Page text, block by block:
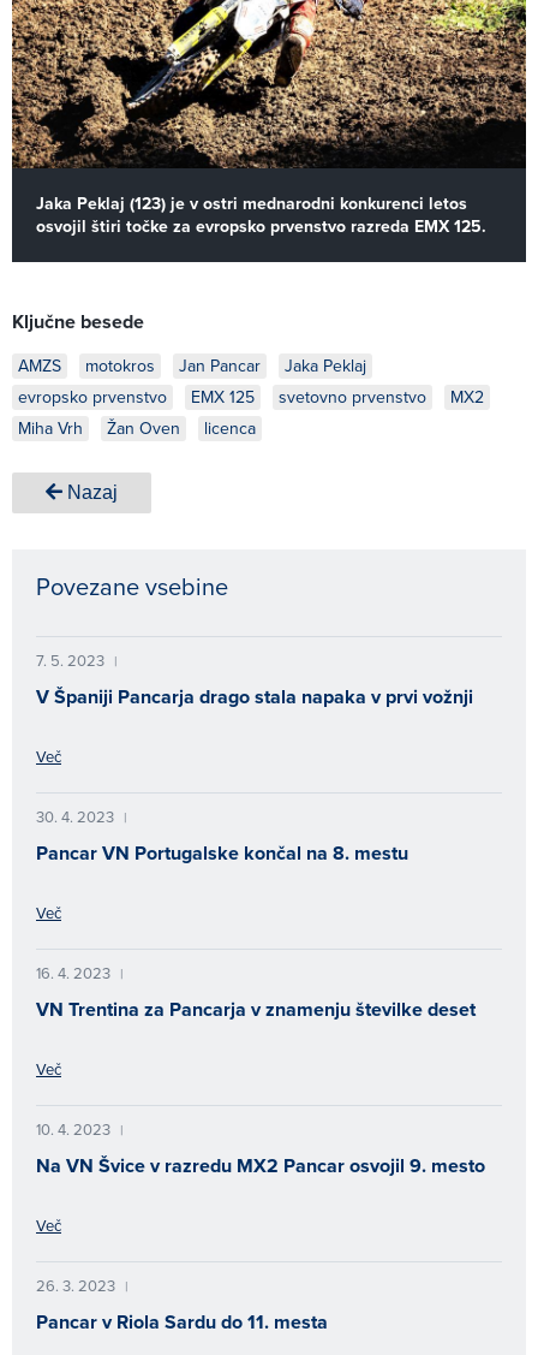
Jaka Peklaj (123) je v ostri mednarodni konkurenci letos
osvojil štiri točke za evropsko prvenstvo razreda EMX 125.
Ključne besede
AMZS motokros Jan Pancar
Jaka Peklaj
evropsko prvenstvo
EMX 125 svetovno prvenstvo
MX2
Miha Vrh
Žan Oven licenca
Nazaj
Povezane vsebine
7. 5. 2023 |
V Španiji Pancarja drago stala napaka v prvi vožnji
Več
30. 4. 2023 |
Pancar VN Portugalske končal na 8. mestu
Več
16. 4. 2023 |
VN Trentina za Pancarja v znamenju številke deset
Več
10. 4. 2023 |
Na VN Švice v razredu MX2 Pancar osvojil 9. mesto
Več
26. 3. 2023 |
Pancar v Riola Sardu do 11. mesta